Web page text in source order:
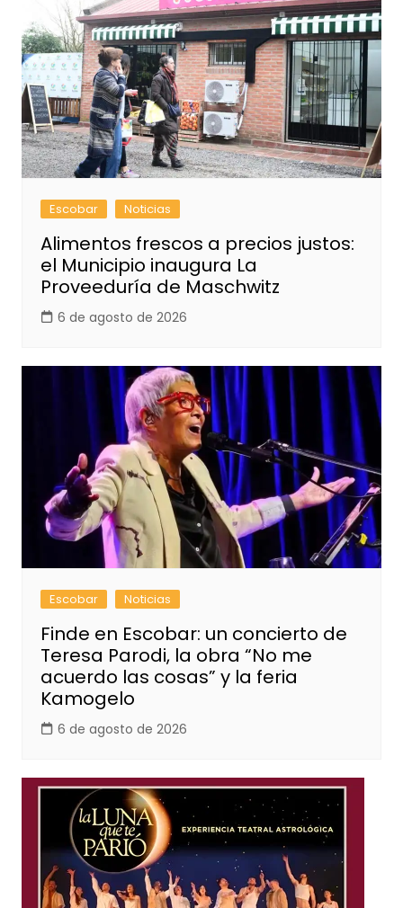
Escobar Noticias
Alimentos frescos a precios justos:
el Municipio inaugura La
Proveeduría de Maschwitz
6 de agosto de 2026
Escobar Noticias
Finde en Escobar: un concierto de
Teresa Parodi, la obra “No me
acuerdo las cosas” y la feria
Kamogelo
6 de agosto de 2026